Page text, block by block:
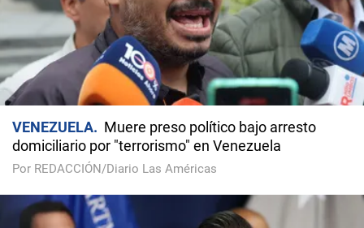
VENEZUELA
Muere preso político bajo arresto
domiciliario por "terrorismo" en Venezuela
Por REDACCIÓN/Diario Las Américas